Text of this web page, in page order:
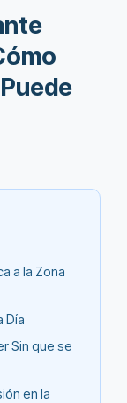
a la Zona
Día
Sin que se
en la